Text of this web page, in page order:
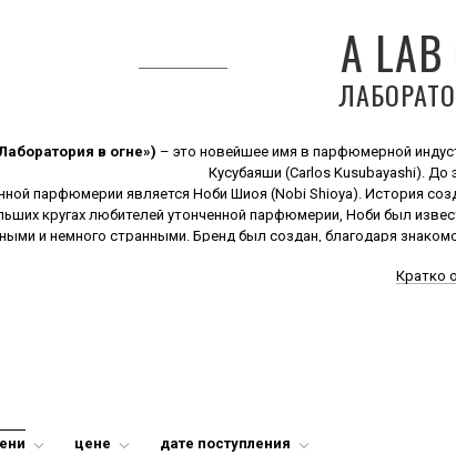
A LAB
в огне») – это новейшее имя в парфюмерной
Кусубаяши (Carlos Kusubayashi). До
парфюмерии является Ноби Шиоя (Nobi Shioya). История
кругах любителей утонченной парфюмерии, Ноби был
и немного странными. Бренд был создан, благодаря
в разработке оригинальных запахов брали участиеКратко
цене дате поступления